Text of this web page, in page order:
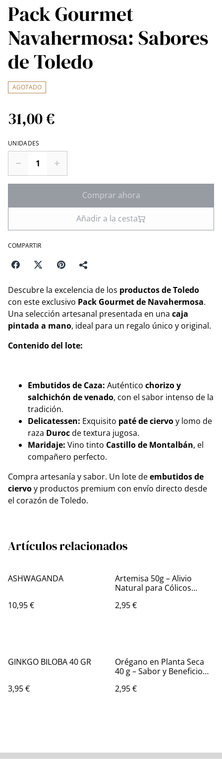
Pack Gourmet
Navahermosa: Sabores
de Toledo
AGOTADO
31,00 €
UNIDADES
Comprar ahora
Añadir a la cesta
COMPARTIR
Descubre la excelencia de los productos de Toledo
con este exclusivo Pack Gourmet de Navahermosa.
Una selección artesanal presentada en una caja
pintada a mano, ideal para un regalo único y original.
Contenido del lote:
Embutidos de Caza: Auténtico chorizo y
salchichón de venado, con el sabor intenso de la
tradición.
Delicatessen: Exquisito paté de ciervoy lomo de
raza Durocde textura jugosa.
Maridaje: Vino tinto Castillo de Montalbán, el
compañero perfecto.
​Compra artesanía y sabor. Un lote deembutidos de
ciervoy productos premium con envío directo desde
el corazón de Toledo.
Artículos relacionados
ASHWAGANDA
10,95 €
Artemisa 50g – Alivio
Natural para Cólicos
2,95 €
GINKGO BILOBA 40 GR
3,95 €
Orégano en Planta Seca
40 g – Sabor y Beneficio
2,95 €